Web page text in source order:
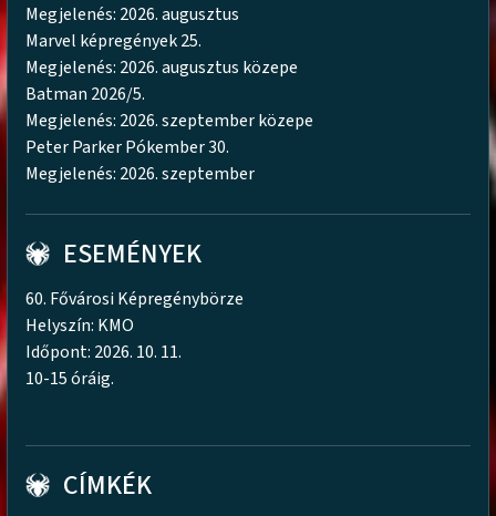
Megjelenés: 2026. augusztus
Marvel képregények 25.
Megjelenés: 2026. augusztus közepe
Batman 2026/5.
Megjelenés: 2026. szeptember közepe
Peter Parker Pókember 30.
Megjelenés: 2026. szeptember
ESEMÉNYEK
60. Fővárosi Képregénybörze
Helyszín: KMO
Időpont: 2026. 10. 11.
10-15 óráig.
CÍMKÉK